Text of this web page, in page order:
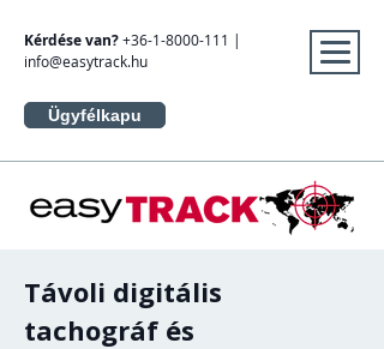
Kérdése van?+36-1-8000-111 |
info@easytrack.hu
Ügyfélkapu
Távoli digitális
tachográf és